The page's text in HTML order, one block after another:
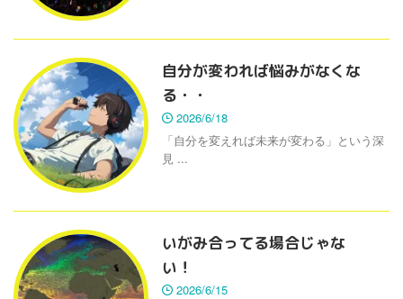
自分が変われば悩みがなくな
る・・
2026/6/18
「自分を変えれば未来が変わる」という深
見 ...
いがみ合ってる場合じゃな
い！
2026/6/15